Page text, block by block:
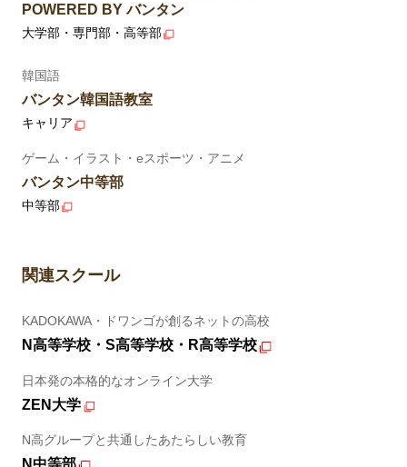
POWERED BY バンタン
大学部・専門部・高等部
韓国語
バンタン韓国語教室
キャリア
ゲーム・イラスト・eスポーツ・アニメ
バンタン中等部
中等部
関連スクール
KADOKAWA・ドワンゴが創るネットの高校
N高等学校・S高等学校・R高等学校
日本発の本格的なオンライン大学
ZEN大学
N高グループと共通したあたらしい教育
N中等部